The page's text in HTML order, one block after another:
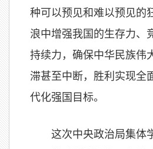
种可以预见和难以预见的
浪中增强我国的生存力、
持续力，确保中华民族伟
滞甚至中断，胜利实现全
代化强国目标。
这次中央政治局集体